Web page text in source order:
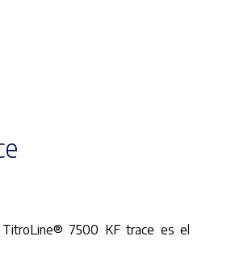
7500 KF trace es el